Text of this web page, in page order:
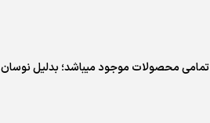
تمامی محصولات موجود میباشد؛ بدلیل